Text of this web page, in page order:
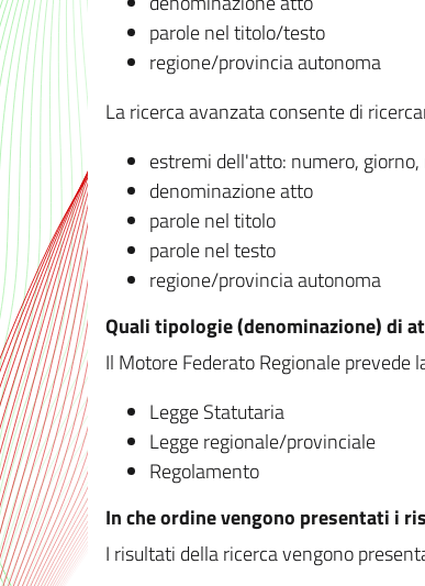
parole nel titolo/testo
regione/provincia autonoma
La ricerca avanzata consente di
estremi dell'atto: numero,
denominazione atto
parole nel titolo
parole nel testo
regione/provincia autonoma
Quali tipologie (denominazione) di
Il Motore Federato Regionale prevede
Legge Statutaria
Legge regionale/provinciale
Regolamento
In che ordine vengono presentati i
I risultati della ricerca vengono